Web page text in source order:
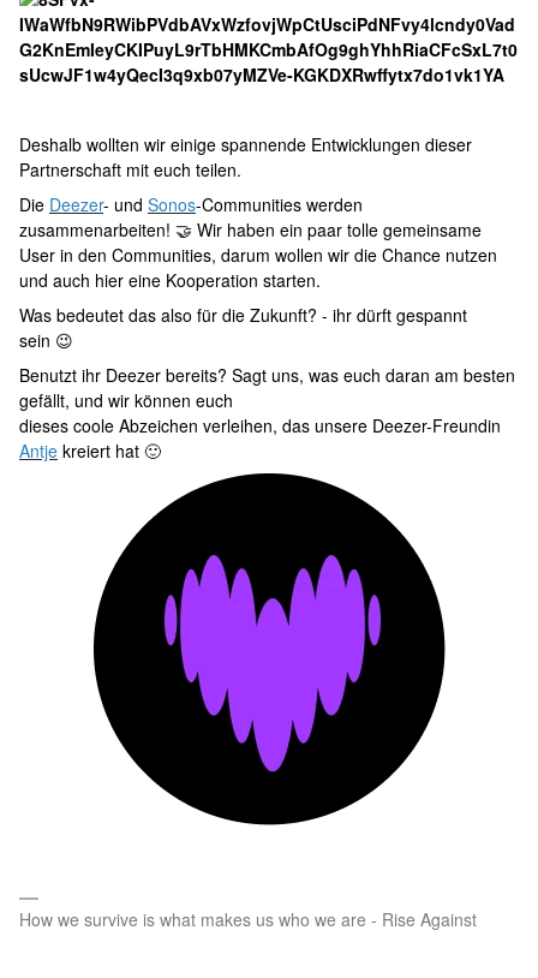
Deshalb wollten wir einige spannende Entwicklungen dieser
Partnerschaft mit euch teilen.
Die Deezer- und Sonos-Communities werden
zusammenarbeiten! 🤝 Wir haben ein paar tolle gemeinsame
User in den Communities, darum wollen wir die Chance nutzen
und auch hier eine Kooperation starten.
Was bedeutet das also für die Zukunft? - ihr dürft gespannt
sein 😉
Benutzt ihr Deezer bereits? Sagt uns, was euch daran am besten
gefällt, und wir können euch
dieses coole Abzeichen verleihen, das unsere Deezer-Freundin
Antje kreiert hat 🙂
How we survive is what makes us who we are - Rise Against